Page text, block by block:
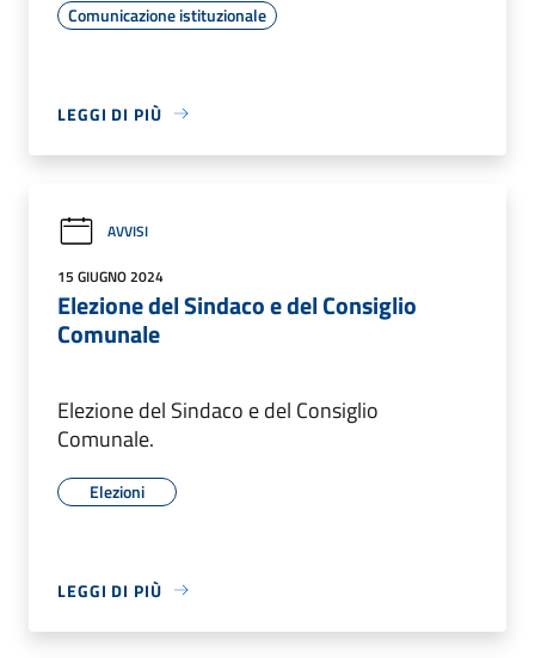
Comunicazione istituzionale
LEGGI DI PIÙ
AVVISI
15 GIUGNO 2024
Elezione del Sindaco e del Consiglio
Comunale
Elezione del Sindaco e del Consiglio
Comunale.
Elezioni
LEGGI DI PIÙ